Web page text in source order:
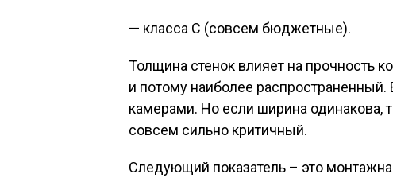
— класса С (совсем бюджетные).
Толщина стенок влияет на прочность
и потому наиболее
камерами. Но если ширина одинакова,
совсем сильно критичный.
Следующий показатель – это